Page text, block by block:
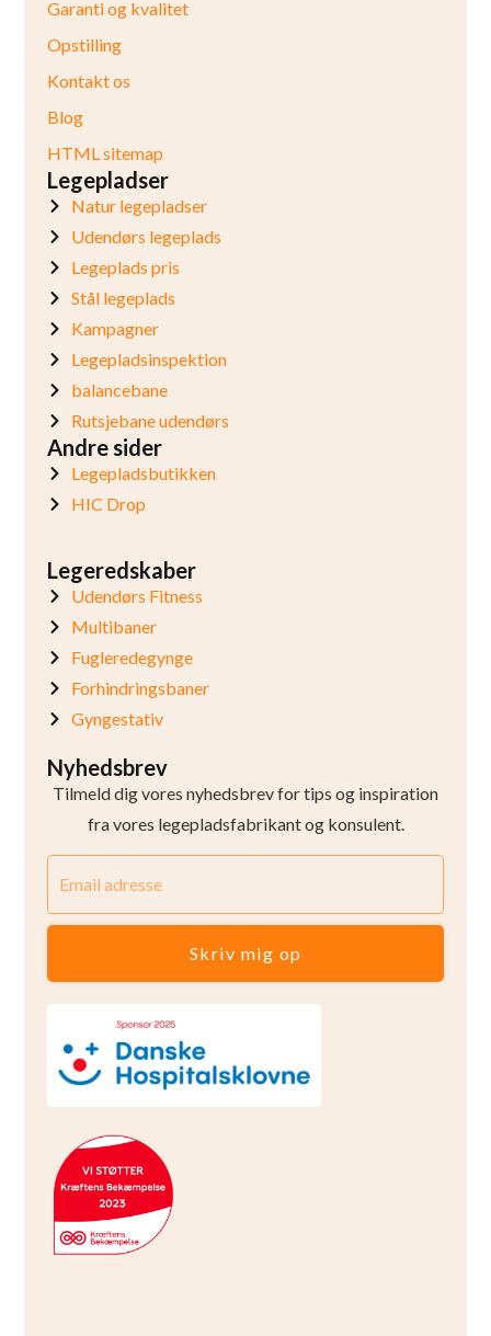
Garanti og kvalitet
Opstilling
Kontakt os
Blog
HTML sitemap
Legepladser
Natur legepladser
Udendørs legeplads
Legeplads pris
Stål legeplads
Kampagner
Legepladsinspektion
balancebane
Rutsjebane udendørs
Andre sider
Legepladsbutikken
HIC Drop
Legeredskaber
Udendørs Fitness
Multibaner
Fugleredegynge
Forhindringsbaner
Gyngestativ
Nyhedsbrev
Tilmeld dig vores nyhedsbrev for tips og inspiration
fra vores legepladsfabrikant og konsulent.
Skriv mig op